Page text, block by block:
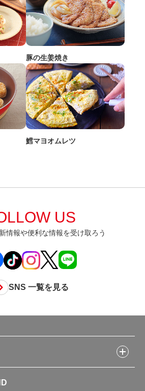
豚の生姜焼き
鱈マヨオムレツ
US
情報や便利な情報を受け取ろう
SNS 一覧を見る